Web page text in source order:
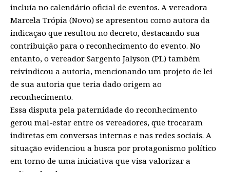
incluía no calendário oficial de eventos. A vereadora
Marcela Trópia (Novo) se apresentou como autora da
indicação que resultou no decreto, destacando sua
contribuição para o reconhecimento do evento. No
entanto, o vereador Sargento Jalyson (PL) também
reivindicou a autoria, mencionando um projeto de lei
de sua autoria que teria dado origem ao
reconhecimento.
Essa disputa pela paternidade do reconhecimento
gerou mal-estar entre os vereadores, que trocaram
indiretas em conversas internas e nas redes sociais. A
situação evidenciou a busca por protagonismo político
em torno de uma iniciativa que visa valorizar a